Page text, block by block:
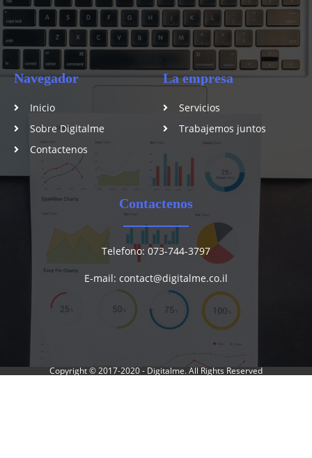
Navegador
Inicio
Sobre Digitalme
Contactenos
La empresa
Servicios
Trabajemos juntos
Contactenos
Telefono: 073-744-3797
E-mail: contact@digitalme.co.il
Copyright © 2017-2020 - Digitalme. All Rights Reserved